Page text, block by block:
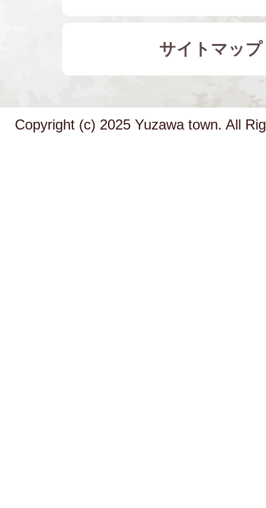
サイトマップ
Copyright (c) 2025 Yuzawa town. All